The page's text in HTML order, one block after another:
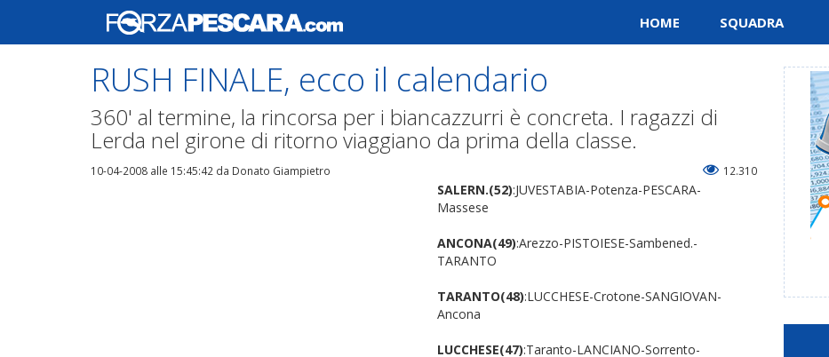
HOME SQUADRA
RUSH FINALE, ecco il calendario
360' al termine, la rincorsa per i biancazzurri è concreta. I ragazzi di
Lerda nel girone di ritorno viaggiano da prima della classe.
10-04-2008 alle 15:45:42 da Donato Giampietro 12.310
SALERN.(52):JUVESTABIA-Potenza-PESCARA-
Massese
ANCONA(49):Arezzo-PISTOIESE-Sambened.-
TARANTO
TARANTO(48):LUCCHESE-Crotone-SANGIOVAN-
Ancona
LUCCHESE(47):Taranto-LANCIANO-Sorrento-